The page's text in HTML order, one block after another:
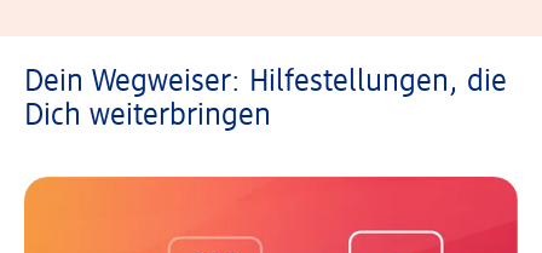
Dein Wegweiser: Hilfestellungen, die
Dich weiterbringen